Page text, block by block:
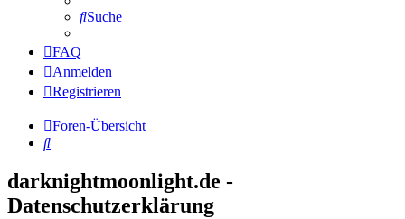
Suche
FAQ
Anmelden
Registrieren
Foren-Übersicht
Suche
darknightmoonlight.de -
Datenschutzerklärung